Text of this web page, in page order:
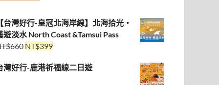
台灣好行-皇冠北海岸線】北海拾光・
遊淡水 North Coast &Tamsui Pass
660 NT$399
灣好行-鹿港祈福線二日遊